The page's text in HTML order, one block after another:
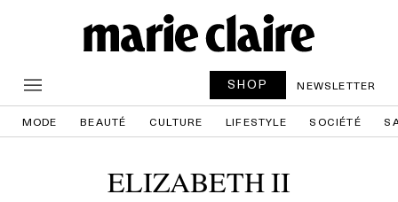
SHOP NEWSLETTER
MODE BEAUTÉ CULTURE LIFESTYLE SOCIÉTÉ
ELIZABETH II